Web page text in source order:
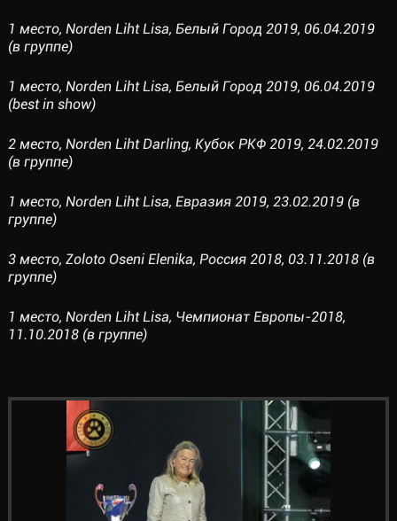
1 место, Norden Liht Lisa, Белый Город 2019, 06.04.2019
(в группе)
1 место, Norden Liht Lisa, Белый Город 2019, 06.04.2019
(best in show)
2 место, Norden Liht Darling, Кубок РКФ 2019, 24.02.2019
(в группе)
1 место, Norden Liht Lisa, Евразия 2019, 23.02.2019 (в
группе)
3 место, Zoloto Oseni Elenika, Россия 2018, 03.11.2018 (в
группе)
1 место, Norden Liht Lisa, Чемпионат Европы-2018,
11.10.2018 (в группе)